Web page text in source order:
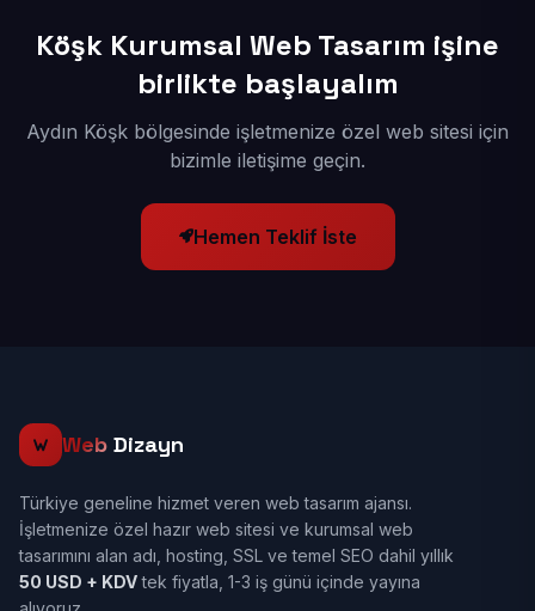
Köşk Kurumsal Web Tasarım işine
birlikte başlayalım
Aydın Köşk bölgesinde işletmenize özel web sitesi için
bizimle iletişime geçin.
Hemen Teklif İste
Web Dizayn
Türkiye geneline hizmet veren web tasarım ajansı.
İşletmenize özel hazır web sitesi ve kurumsal web
tasarımını alan adı, hosting, SSL ve temel SEO dahil yıllık
50 USD + KDVtek fiyatla, 1-3 iş günü içinde yayına